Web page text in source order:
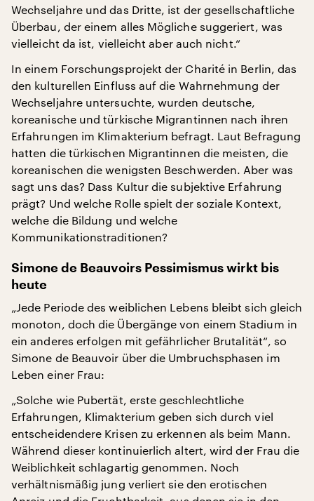
Wechseljahre und das Dritte, ist der gesellschaftliche
Überbau, der einem alles Mögliche suggeriert, was
vielleicht da ist, vielleicht aber auch nicht.“
In einem Forschungsprojekt der Charité in Berlin, das
den kulturellen Einfluss auf die Wahrnehmung der
Wechseljahre untersuchte, wurden deutsche,
koreanische und türkische Migrantinnen nach ihren
Erfahrungen im Klimakterium befragt. Laut Befragung
hatten die türkischen Migrantinnen die meisten, die
koreanischen die wenigsten Beschwerden. Aber was
sagt uns das? Dass Kultur die subjektive Erfahrung
prägt? Und welche Rolle spielt der soziale Kontext,
welche die Bildung und welche
Kommunikationstraditionen?
Simone de Beauvoirs Pessimismus wirkt bis
heute
„Jede Periode des weiblichen Lebens bleibt sich gleich
monoton, doch die Übergänge von einem Stadium in
ein anderes erfolgen mit gefährlicher Brutalität“, so
Simone de Beauvoir über die Umbruchsphasen im
Leben einer Frau:
„Solche wie Pubertät, erste geschlechtliche
Erfahrungen, Klimakterium geben sich durch viel
entscheidendere Krisen zu erkennen als beim Mann.
Während dieser kontinuierlich altert, wird der Frau die
Weiblichkeit schlagartig genommen. Noch
verhältnismäßig jung verliert sie den erotischen